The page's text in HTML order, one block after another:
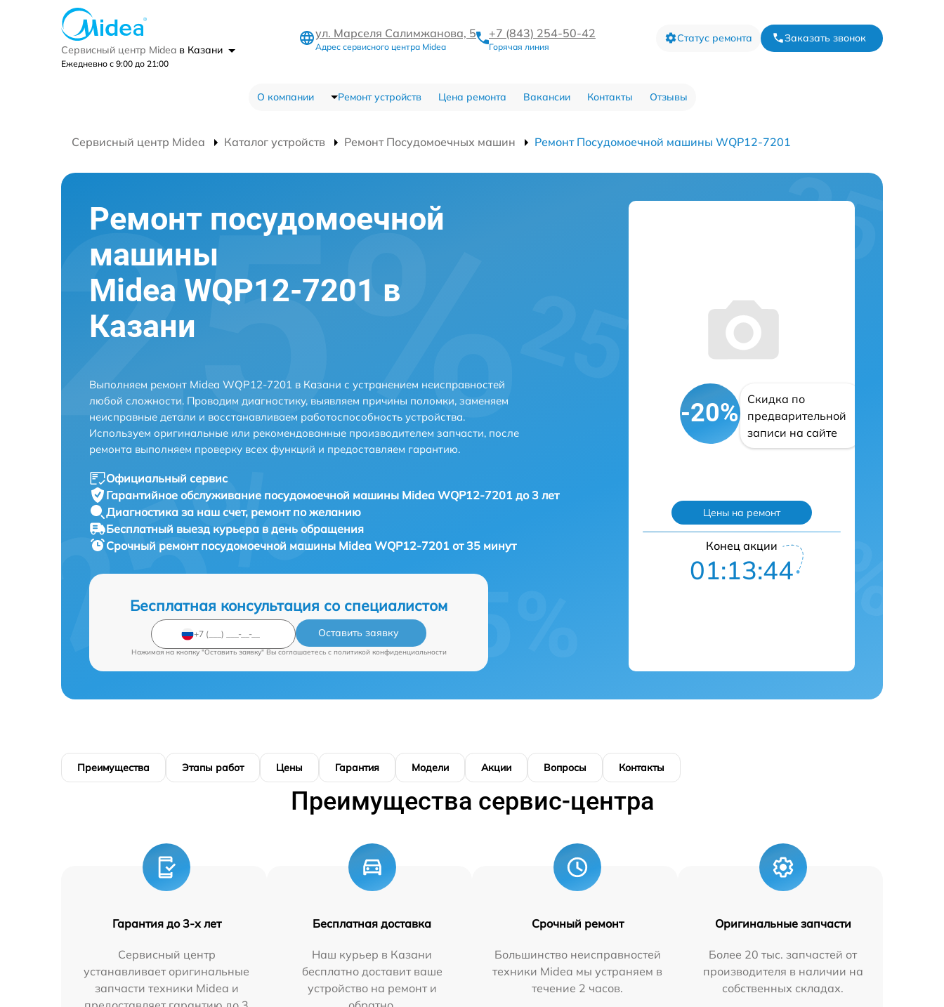
Сервисный центр Midea в Казани
Ежедневно с 9:00 до 21:00
ул. Марселя Салимжанова, 5
Адрес сервисного центра Midea
+7 (843) 254-50-42
Горячая линия
Статус ремонта Заказать звонок
О компании Ремонт устройств Цена ремонта Вакансии Контакты Отзывы
Сервисный центр Midea Каталог устройств Ремонт Посудомоечных машин Ремонт Посудомоечной машины WQP12-7201
Ремонт посудомоечной
машины
Midea WQP12-7201 в
Казани
Выполняем ремонт Midea WQP12-7201 в Казани с устранением неисправностей
любой сложности. Проводим диагностику, выявляем причины поломки, заменяем
неисправные детали и восстанавливаем работоспособность устройства.
Используем оригинальные или рекомендованные производителем запчасти, после
ремонта выполняем проверку всех функций и предоставляем гарантию.
Официальный сервис
Гарантийное обслуживание посудомоечной машины Midea WQP12-7201 до 3 лет
Диагностика за наш счет, ремонт по желанию
Бесплатный выезд курьера в день обращения
Срочный ремонт посудомоечной машины Midea WQP12-7201 от 35 минут
Бесплатная консультация со специалистом
Оставить заявку
Нажимая на кнопку "Оставить заявку" Вы соглашаетесь c политикой конфиденциальности
-20%
Скидка по
предварительной
записи на сайте
Цены на ремонт
Конец акции
01:13:43
Преимущества Этапы работ Цены Гарантия Модели Акции Вопросы Контакты
Преимущества сервис-центра
Гарантия до 3-х лет
Сервисный центр
устанавливает оригинальные
запчасти техники Midea и
Бесплатная доставка
Наш курьер в Казани
бесплатно доставит ваше
устройство на ремонт и
Срочный ремонт
Большинство неисправностей
техники Midea мы устраняем в
течение 2 часов.
Оригинальные запчасти
Более 20 тыс. запчастей от
производителя в наличии на
собственных складах.